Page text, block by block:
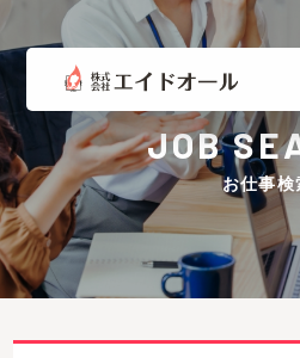
JOB
お仕事検